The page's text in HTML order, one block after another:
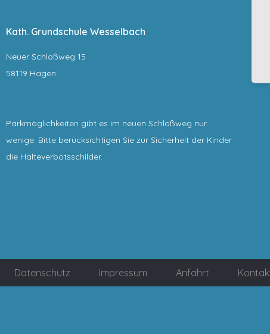
Kath. Grundschule Wesselbach
Neuer Schloßweg 15
58119 Hagen
Parkmöglichkeiten gibt es im neuen Schloßweg nur
wenige. Bitte berücksichtigen Sie zur Sicherheit der Kinder
die Halteverbotsschilder.
Datenschutz Impressum Anfahrt